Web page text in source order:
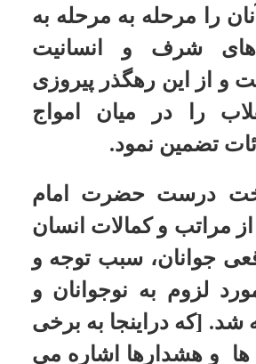
فرهنگ مسموم استعمار تا اعماق
قصبات و دهات ممکالک اسلامی رخنه
کرده فرهنگ قرآن را عقب زده و
نوباوگان ما را فوج فوج در خدمت
بیگانگان و مستعمرین در می آورد، و
هر روز با نغمه تازه با اسامی فریبنده
جوانان ما را منحرف می کند. بر شما
ملت عزیز اسلام که برای ادای مناسک
حج در این سرزمین وحی اجتماع کرده
اید لازم است از فرصت استفاده کرده
به فکر چاره باشید.
2) نابودی نیروی انسانی:
مملکت، مملکت است به جوانش؛ به
نیروی انسانیش. چیزی که نیروی
انسانی را به باد بدهد مملکت را به باد
می دهد. اگر یک مملکتی نیروی انسانی